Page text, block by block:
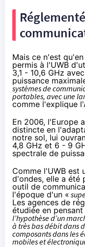
Mais ce n'est
permis à l'UWB
3,1 - 10,6 GHz
puissance
systèmes de
portables, avec une
comme l'explique l'
En 2006, l'Europe
distincte en
notre sol, lui
4,8 GHz et 6 - 9
spectrale de
Comme l'UWB est
d'ondes, elle a été
outil de
l'époque d'un «
Les agences de
étudiée en
l’hypothèse d’un
à très bas débit dans
composants dans les
mobiles et